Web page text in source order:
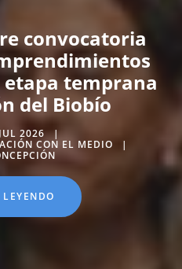
convocatoria
temprana
del Biobío
2026
CON EL MEDIO